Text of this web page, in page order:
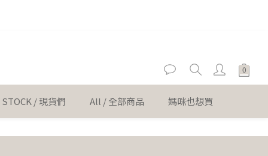
/ 現貨們 All / 全部商品 媽咪也想買